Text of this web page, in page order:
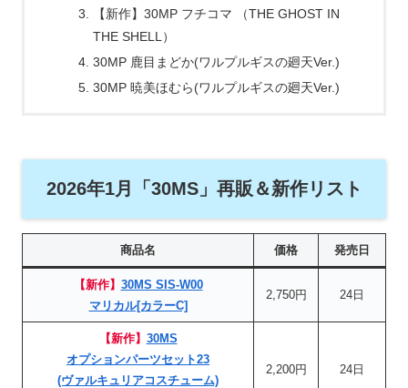
【新作】30MP フチコマ （THE GHOST IN
THE SHELL）
30MP 鹿目まどか(ワルプルギスの廻天Ver.)
30MP 暁美ほむら(ワルプルギスの廻天Ver.)
2026年1月「30MS」再販＆新作リスト
商品名 価格 発売日
【新作】 30MS SIS-W00
マリカル[カラーC]
2,750円 24日
【新作】 30MS
オプションパーツセット23
(ヴァルキュリアコスチューム)
2,200円 24日